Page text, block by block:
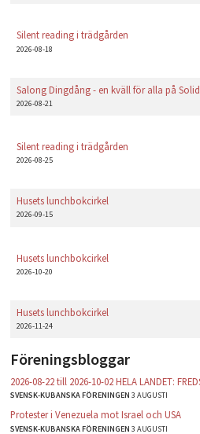
Silent reading i trädgården
2026-08-18
Salong Dingdång - en kväll för alla på
2026-08-21
Silent reading i trädgården
2026-08-25
Husets lunchbokcirkel
2026-09-15
Husets lunchbokcirkel
2026-10-20
Husets lunchbokcirkel
2026-11-24
Föreningsbloggar
2026-08-22 till 2026-10-02 HELA LANDET:
SVENSK-KUBANSKA FÖRENINGEN3 AUGUSTI
Protester i Venezuela mot Israel och USA
SVENSK-KUBANSKA FÖRENINGEN3 AUGUSTI